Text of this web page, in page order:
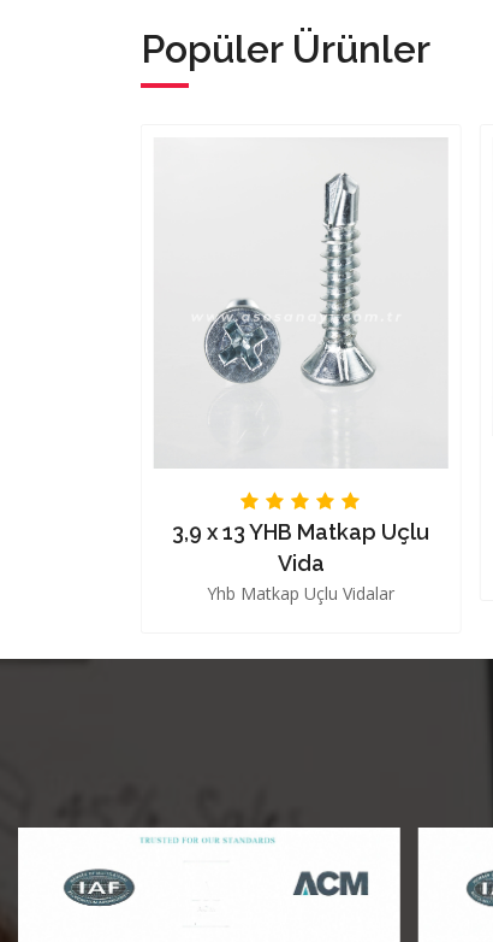
Popüler Ürünler
3,9 x 13 YHB Matkap Uçlu
Vida
Yhb Matkap Uçlu Vidalar